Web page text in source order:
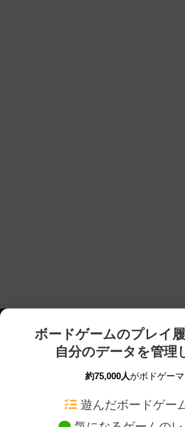
ボードゲームのプレイ履
自分のデータを管理
約75,000人がボドゲー
遊んだボードゲー